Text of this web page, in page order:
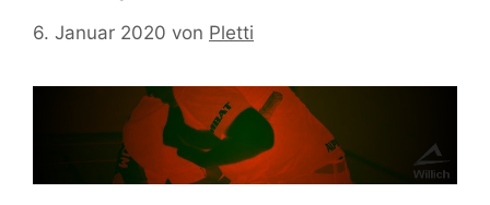
6. Januar 2020 von Pletti